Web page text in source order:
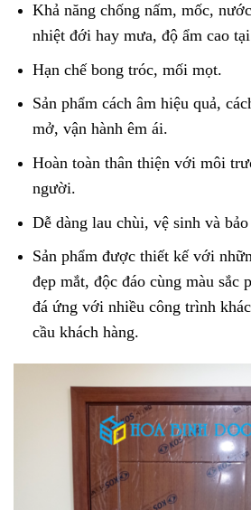
Khả năng chống nấm, mốc,
nhiệt đới hay mưa, độ ẩm cao
Hạn chế bong tróc, mối mọt.
Sản phẩm cách âm hiệu quả,
mở, vận hành êm ái.
Hoàn toàn thân thiện với môi
người.
Dễ dàng lau chùi, vệ sinh và
Sản phẩm được thiết kế với
đẹp mắt, độc đáo cùng màu sắc
đá ứng với nhiều công trình
cầu khách hàng.